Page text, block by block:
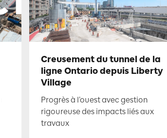
Creusement du tunnel de la
ligne Ontario depuis Liberty
Village
Progrès à l’ouest avec gestion
rigoureuse des impacts liés aux
travaux